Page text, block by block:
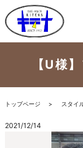
【U様
トップページ スタイ
2021/12/14